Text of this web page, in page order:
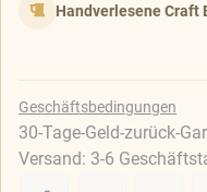
Handverlesene Craft
Geschäftsbedingungen
30-Tage-Geld-zurück-
Versand: 3-6